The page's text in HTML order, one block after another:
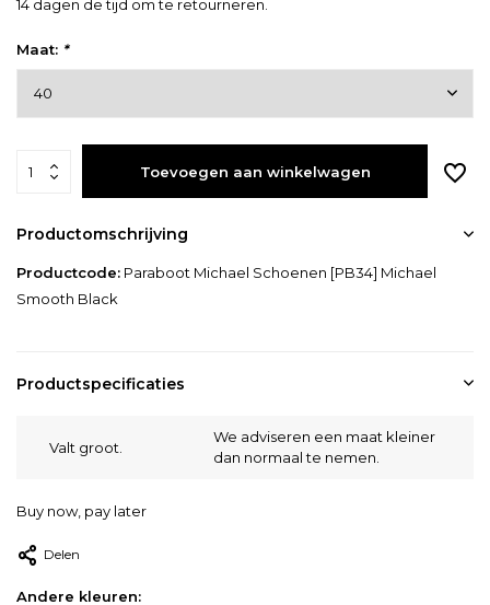
14 dagen de tijd om te retourneren.
Maat: *
Toevoegen aan winkelwagen
Productomschrijving
Productcode: Paraboot Michael Schoenen [PB34] Michael
Smooth Black
Productspecificaties
Valt groot.
We adviseren een maat kleiner
dan normaal te nemen.
Buy now, pay later
Delen
Andere kleuren: